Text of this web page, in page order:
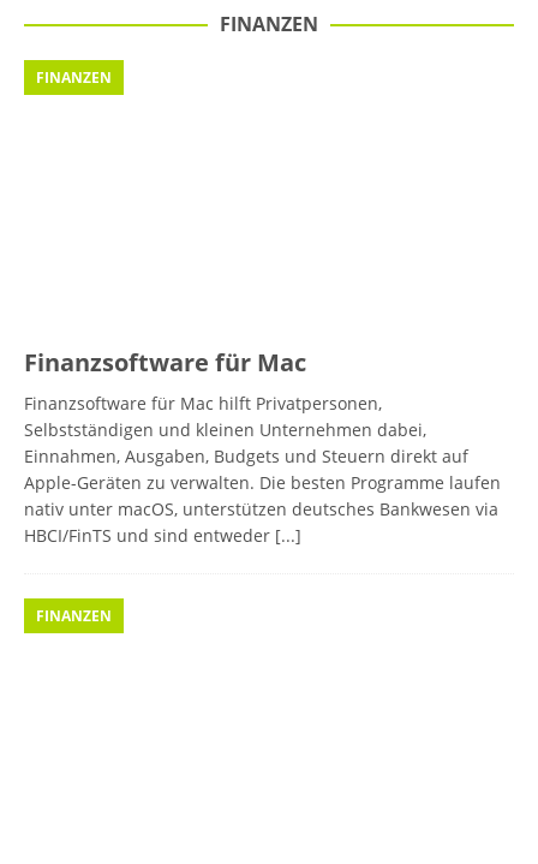
FINANZEN
Finanzsoftware für Mac
FINANZEN
Finanzsoftware für Mac hilft Privatpersonen,
Selbstständigen und kleinen Unternehmen dabei,
Einnahmen, Ausgaben, Budgets und Steuern direkt auf
Apple-Geräten zu verwalten. Die besten Programme laufen
nativ unter macOS, unterstützen deutsches Bankwesen via
HBCI/FinTS und sind entweder [...]
FINANZEN